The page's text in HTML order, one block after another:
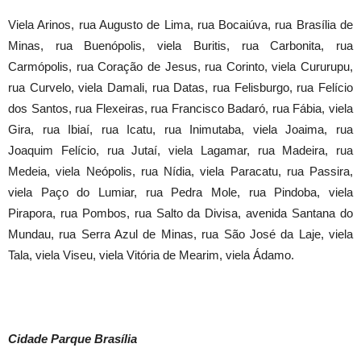
Viela Arinos, rua Augusto de Lima, rua Bocaiúva, rua Brasília de
Minas, rua Buenópolis, viela Buritis, rua Carbonita, rua
Carmópolis, rua Coração de Jesus, rua Corinto, viela Cururupu,
rua Curvelo, viela Damali, rua Datas, rua Felisburgo, rua Felício
dos Santos, rua Flexeiras, rua Francisco Badaró, rua Fábia, viela
Gira, rua Ibiaí, rua Icatu, rua Inimutaba, viela Joaima, rua
Joaquim Felício, rua Jutaí, viela Lagamar, rua Madeira, rua
Medeia, viela Neópolis, rua Nídia, viela Paracatu, rua Passira,
viela Paço do Lumiar, rua Pedra Mole, rua Pindoba, viela
Pirapora, rua Pombos, rua Salto da Divisa, avenida Santana do
Mundau, rua Serra Azul de Minas, rua São José da Laje, viela
Tala, viela Viseu, viela Vitória de Mearim, viela Ádamo.
Cidade Parque Brasília